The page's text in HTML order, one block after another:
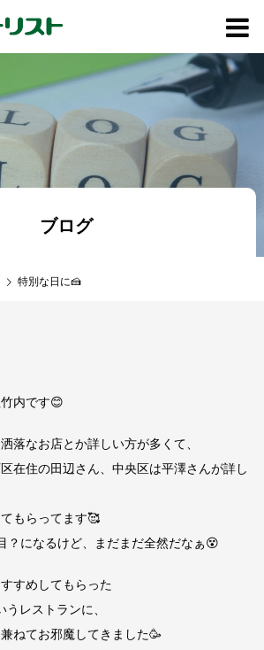
ブログ
特別な日に🍰
内です😊
落なお店とか詳しい方が多くて、
在住の田辺さん、中央区は平澤さんが詳し
もらってます🥰
？になるけど、まだまだ全然だなぁ😵
すめしてもらった
うレストランに、
ねてお邪魔してきました🥳